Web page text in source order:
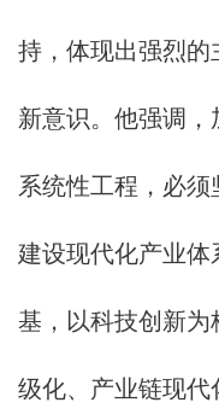
持，体现出强烈的
新意识。他强调
系统性工程，必须
建设现代化产业体
基，以科技创新为
级化、产业链现